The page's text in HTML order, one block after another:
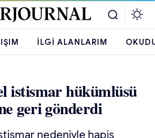
İLGI ALANLARIM
istismar hükümlüsü
geri gönderdi
nedeniyle hapis